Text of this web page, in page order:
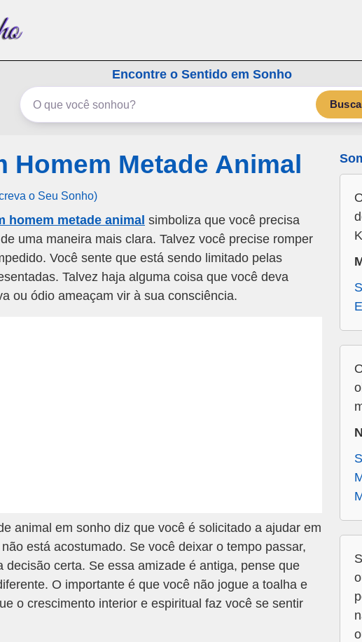
Encontre o Sentido em Sonho
Homem Metade Animal
o Seu Sonho)
homem metade animal simboliza que você precisa
uma maneira mais clara. Talvez você precise romper
Você sente que está sendo limitado pelas
Talvez haja alguma coisa que você deva
ou ódio ameaçam vir à sua consciência.
animal em sonho diz que você é solicitado a ajudar em
está acostumado. Se você deixar o tempo passar,
decisão certa. Se essa amizade é antiga, pense que
O importante é que você não jogue a toalha e
o crescimento interior e espiritual faz você se sentir